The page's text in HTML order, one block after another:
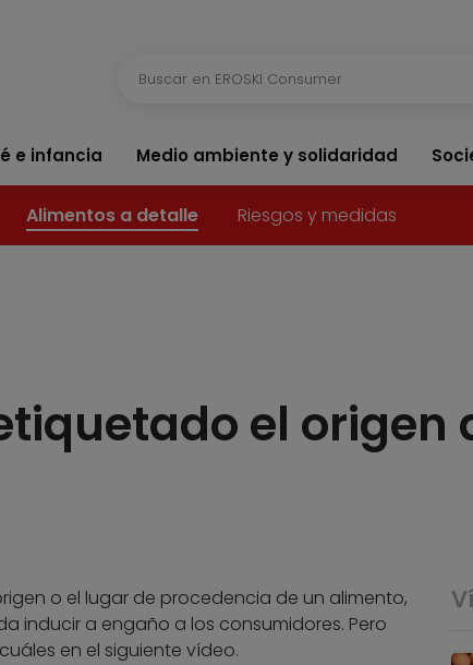
e infancia Medio ambiente y solidaridad
Alimentos a detalle Riesgos y medidas
el origen
o el lugar de procedencia de un alimento,
inducir a engaño a los consumidores. Pero
en el siguiente vídeo.